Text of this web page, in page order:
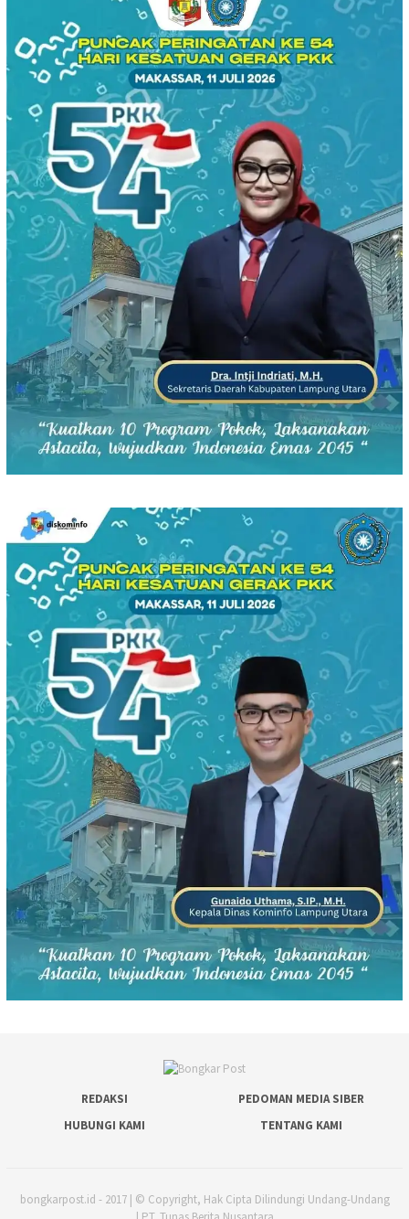
REDAKSI
PEDOMAN MEDIA SIBER
HUBUNGI KAMI
TENTANG KAMI
bongkarpost.id - 2017 | © Copyright, Hak Cipta Dilindungi Undang-Undang